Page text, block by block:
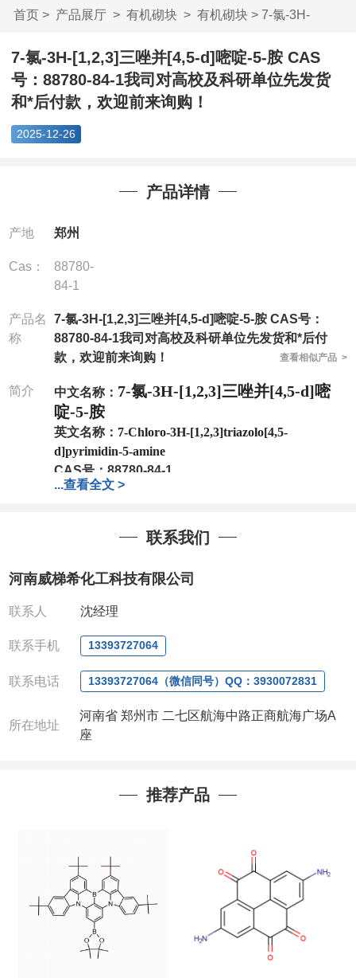
首页> 产品展厅> 有机砌块> 有机砌块> 7-氯-3H-
[1,2,3]三唑并[4,5-d]...
7-氯-3H-[1,2,3]三唑并[4,5-d]嘧啶-5-胺 CAS
号：88780-84-1我司对高校及科研单位先发货
和*后付款，欢迎前来询购！
2025-12-26
产品详情
产地 郑州
Cas：
88780-
84-1
产品名
称
7-氯-3H-[1,2,3]三唑并[4,5-d]嘧啶-5-胺 CAS号：
88780-84-1我司对高校及科研单位先发货和*后付
款，欢迎前来询购！
查看相似产品 >
简介 中文名称： 7-氯-3H-[1,2,3]三唑并[4,5-d]嘧
啶-5-胺
英文名称： 7-Chloro-3H-[1,2,3]triazolo[4,5-
d]pyrimidin-5-amine
CAS号： 88780-84-1
分子式：C4H3ClN6
1Mg ; 5Mg;10Mg ;100Mg;250Mg ;500Mg
;1g;2.5g ;5g ;10g可根据客户需求进行分装
作中有用到的试剂,欢迎前来询购
全额退款,并承担所有运费。
QQ:3930072831
联系人: 沈晓东(欢迎致电,或QQ、微信联系)
...查看全文 >
联系我们
河南威梯希化工科技有限公司
联系人 沈经理
联系手机 13393727064
联系电话 13393727064（微信同号）QQ：3930072831
所在地址
河南省 郑州市 二七区航海中路正商航海广场A
座
推荐产品